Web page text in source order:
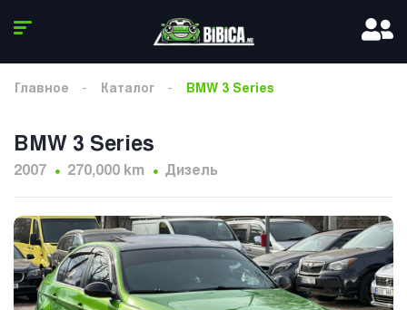
Главное Каталог BMW 3 Series
BMW 3 Series
2007 270,000 km Дизель